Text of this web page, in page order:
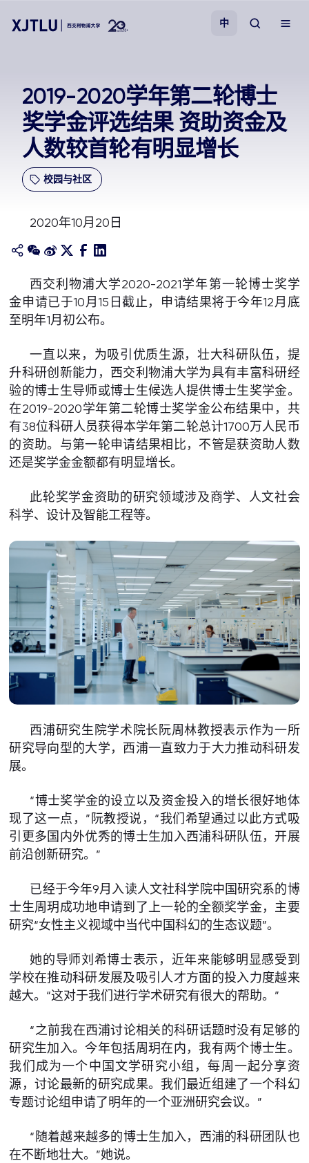
招生
科研
关于我们
中
2019-2020学年第二轮博士
奖学金评选结果 资助资金及
人数较首轮有明显增长
校园与社区
2020年10月20日
西交利物浦大学2020-2021学年第一轮博士奖学
金申请已于10月15日截止，申请结果将于今年12月底
至明年1月初公布。
一直以来，为吸引优质生源，壮大科研队伍，提
升科研创新能力，西交利物浦大学为具有丰富科研经
验的博士生导师或博士生候选人提供博士生奖学金。
在2019-2020学年第二轮博士奖学金公布结果中，共
有38位科研人员获得本学年第二轮总计1700万人民币
的资助。与第一轮申请结果相比，不管是获资助人数
还是奖学金金额都有明显增长。
此轮奖学金资助的研究领域涉及商学、人文社会
科学、设计及智能工程等。
西浦研究生院学术院长阮周林教授表示作为一所
研究导向型的大学，西浦一直致力于大力推动科研发
展。
“博士奖学金的设立以及资金投入的增长很好地体
现了这一点，”阮教授说，“我们希望通过以此方式吸
引更多国内外优秀的博士生加入西浦科研队伍，开展
前沿创新研究。”
已经于今年9月入读人文社科学院中国研究系的博
士生周玥成功地申请到了上一轮的全额奖学金，主要
研究“女性主义视域中当代中国科幻的生态议题”。
她的导师刘希博士表示，近年来能够明显感受到
学校在推动科研发展及吸引人才方面的投入力度越来
越大。“这对于我们进行学术研究有很大的帮助。”
“之前我在西浦讨论相关的科研话题时没有足够的
研究生加入。今年包括周玥在内，我有两个博士生。
我们成为一个中国文学研究小组，每周一起分享资
源，讨论最新的研究成果。我们最近组建了一个科幻
专题讨论组申请了明年的一个亚洲研究会议。”
“随着越来越多的博士生加入，西浦的科研团队也
在不断地壮大。”她说。